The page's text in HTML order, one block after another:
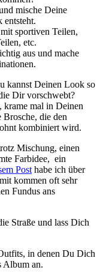
mische Deine
entsteht.
sportiven Teilen,
etc.
aus und mache
kannst Deinen Look so
Dir vorschwebt?
mal in Deinen
Brosche, die den
kombiniert wird.
Mischung, einen
Farbidee, ein
Post habe ich über
kommen oft sehr
Fundus ans
Straße und lass Dich
in denen Du Dich
Album an.